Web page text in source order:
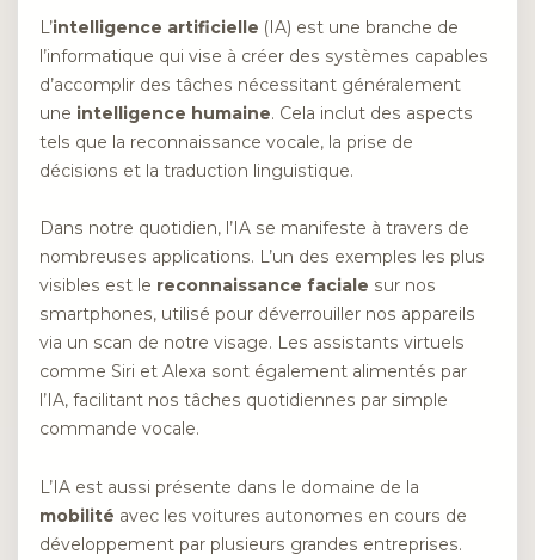
L’intelligence artificielle (IA) est une branche de
l’informatique qui vise à créer des systèmes capables
d’accomplir des tâches nécessitant généralement
une intelligence humaine. Cela inclut des aspects
tels que la reconnaissance vocale, la prise de
décisions et la traduction linguistique.
Dans notre quotidien, l’IA se manifeste à travers de
nombreuses applications. L’un des exemples les plus
visibles est le reconnaissance faciale sur nos
smartphones, utilisé pour déverrouiller nos appareils
via un scan de notre visage. Les assistants virtuels
comme Siri et Alexa sont également alimentés par
l’IA, facilitant nos tâches quotidiennes par simple
commande vocale.
L’IA est aussi présente dans le domaine de la
mobilité avec les voitures autonomes en cours de
développement par plusieurs grandes entreprises.